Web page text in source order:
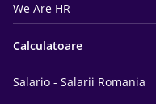
We Are HR
Calculatoare
Salario - Salarii Romania